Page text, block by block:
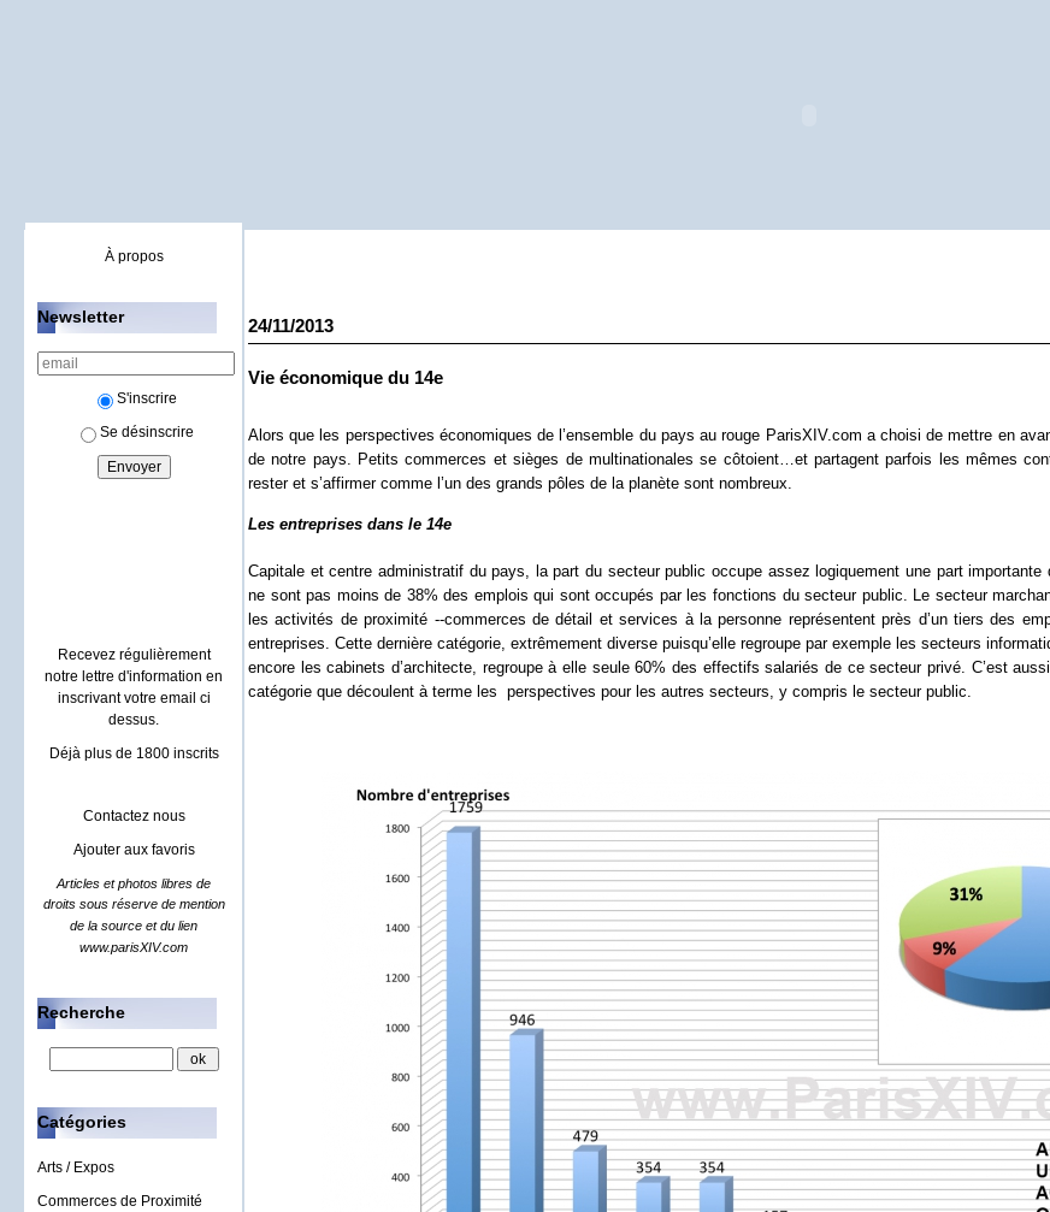
À propos
Newsletter
S'inscrire
Se désinscrire
Recevez régulièrement
notre lettre d'information en
inscrivant votre email ci
dessus.
Déjà plus de 1800 inscrits
Contactez nous
Ajouter aux favoris
Articles et photos libres de
droits sous réserve de mention
de la source et du lien
www.parisXIV.com
Recherche
Catégories
Arts / Expos
Commerces de Proximité
24/11/2013
Vie économique du 14e
Alors que les perspectives économiques de l’ensemble du pays au rouge ParisXIV.com a choisi de mettre en
de notre pays. Petits commerces et sièges de multinationales se côtoient…et partagent parfois les mêmes
rester et s’affirmer comme l’un des grands pôles de la planète sont nombreux.
Les entreprises dans le 14e
Capitale et centre administratif du pays, la part du secteur public occupe assez logiquement une part
ne sont pas moins de 38% des emplois qui sont occupés par les fonctions du secteur public. Le secteur
les activités de proximité --commerces de détail et services à la personne représentent près d’un tiers des
entreprises. Cette dernière catégorie, extrêmement diverse puisqu’elle regroupe par exemple les secteurs
encore les cabinets d’architecte, regroupe à elle seule 60% des effectifs salariés de ce secteur privé. C’est
catégorie que découlent à terme les perspectives pour les autres secteurs, y compris le secteur public.